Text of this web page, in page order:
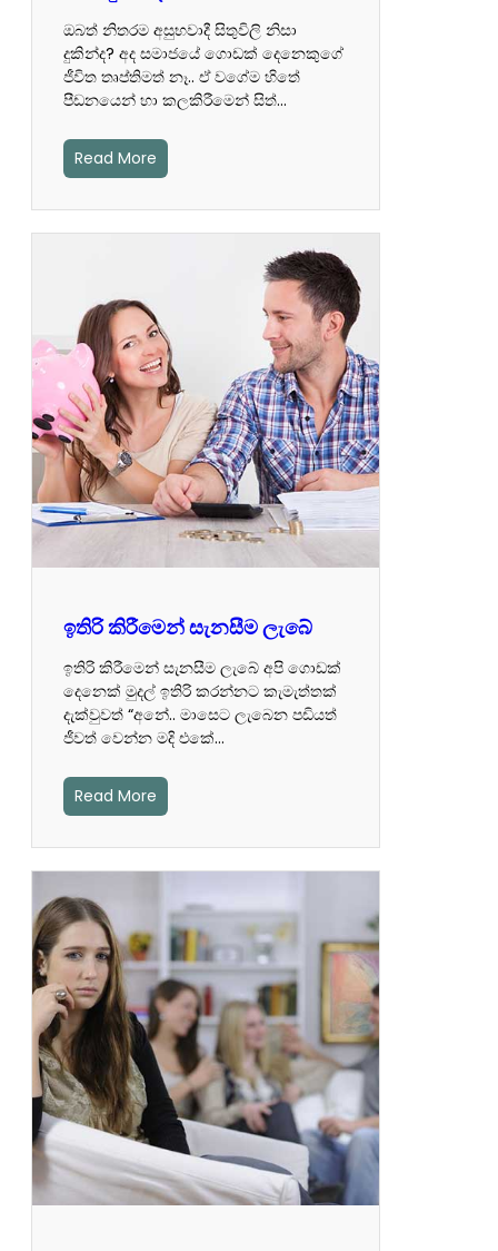
ඔබත් නිතරම අසුභවාදී සිතුවිලි නිසා
දුකින්ද? අද සමා‍ජයේ ගොඩක් දෙනෙකුගේ
ජීවිත තෘප්තිමත් නෑ.. ඒ වගේම හිතේ
පීඩ‍නයෙන් හා කලකිරීමෙන් සිත්…
Read More
ඉතිරි කිරීමෙන් සැනසීම ලැබේ
ඉතිරි කිරීමෙන් සැනසීම ලැබේ අපි ගොඩක්
දෙනෙක් මුදල් ඉතිරි කරන්නට කැමැත්තක්
දැක්වුවත් “අනේ.. මාසෙට ලැබෙන පඩියත්
ජීවත් වෙන්න මදි එකේ…
Read More